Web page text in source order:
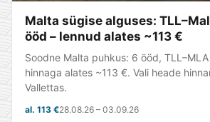
Malta sügise alguses:
ööd – lennud alates ~113 €
Soodne Malta puhkus: 6 ööd,
hinnaga alates ~113 €. Vali heade
Vallettas.
al. 113 €28.08.26 – 03.09.26